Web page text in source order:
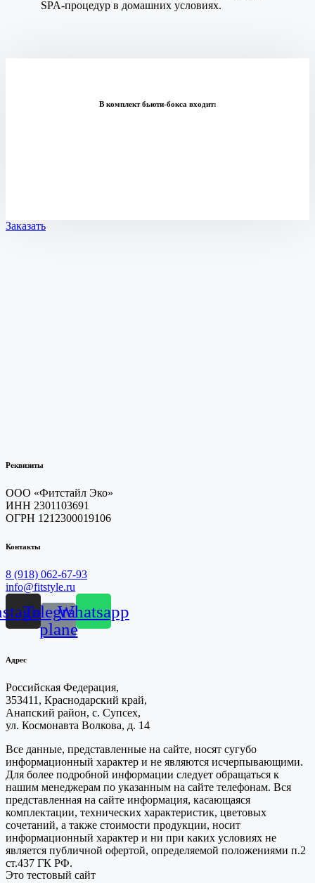
SPA-процедур в домашних условиях.
В комплект бьюти-бокса входит:
Заказать
Реквизиты
ООО «Фитстайл Эко»
ИНН 2301103691
ОГРН 1212300019106
Контакты
8 (918) 062-67-93
info@fitstyle.ru
Telegram-
plane
Whatsapp
Адрес
Российская Федерация,
353411, Краснодарский край,
Анапский район, с. Супсех,
ул. Космонавта Волкова, д. 14
Все данные, представленные на сайте, носят сугубо
информационный характер и не являются исчерпывающими.
Для более подробной информации следует обращаться к
нашим менеджерам по указанным на сайте телефонам. Вся
представленная на сайте информация, касающаяся
комплектации, технических характеристик, цветовых
сочетаний, а также стоимости продукции, носит
информационный характер и ни при каких условиях не
является публичной офертой, определяемой положениями п.2
ст.437 ГК РФ.
Это тестовый сайт